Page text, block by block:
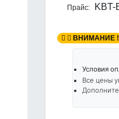
Прайс: KBT-
ВНИМАНИЕ !
Условия
Все цены